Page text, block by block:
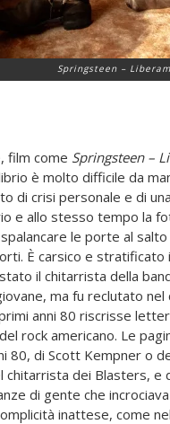
Springsteen –
film come Springsteen –
è molto difficile da
di crisi personale e di
e allo stesso tempo la
le porte al
È carsico e
il chitarrista della
ma fu reclutato
anni 80 riscrisse
rock americano. Le
80, di Scott Kempner o
chitarrista dei Blasters, e
di gente che
inattese, come